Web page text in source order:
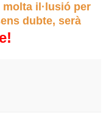
il·lusió per
dubte, serà